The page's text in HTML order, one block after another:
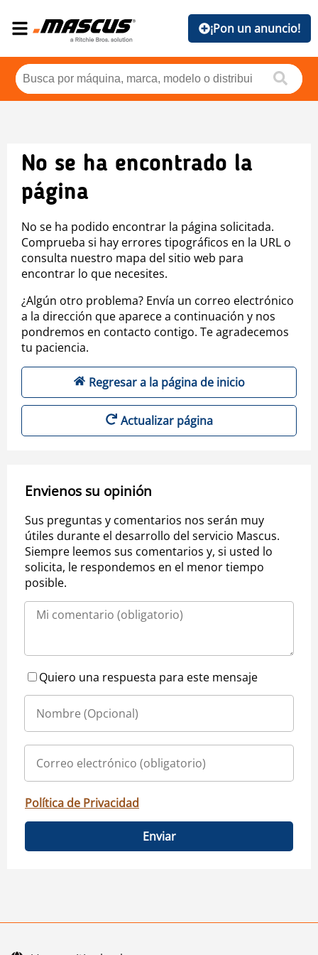
¡Pon un anuncio!
No se ha encontrado la
página
No se ha podido encontrar la página solicitada.
Comprueba si hay errores tipográficos en la URL o
consulta nuestro mapa del sitio web para
encontrar lo que necesites.
¿Algún otro problema? Envía un correo electrónico
a la dirección que aparece a continuación y nos
pondremos en contacto contigo. Te agradecemos
tu paciencia.
Regresar a la página de inicio
Actualizar página
Envienos su opinión
Sus preguntas y comentarios nos serán muy
útiles durante el desarrollo del servicio Mascus.
Siempre leemos sus comentarios y, si usted lo
solicita, le respondemos en el menor tiempo
posible.
Quiero una respuesta para este mensaje
Política de Privacidad
Enviar